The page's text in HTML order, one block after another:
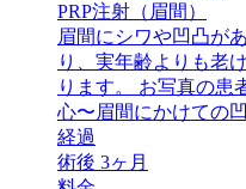
PRP注射（眉間）
眉間にシワや凹凸が
り、実年齢よりも老
ります。 お写真の患
心〜眉間にかけて
経過
術後 3ヶ月